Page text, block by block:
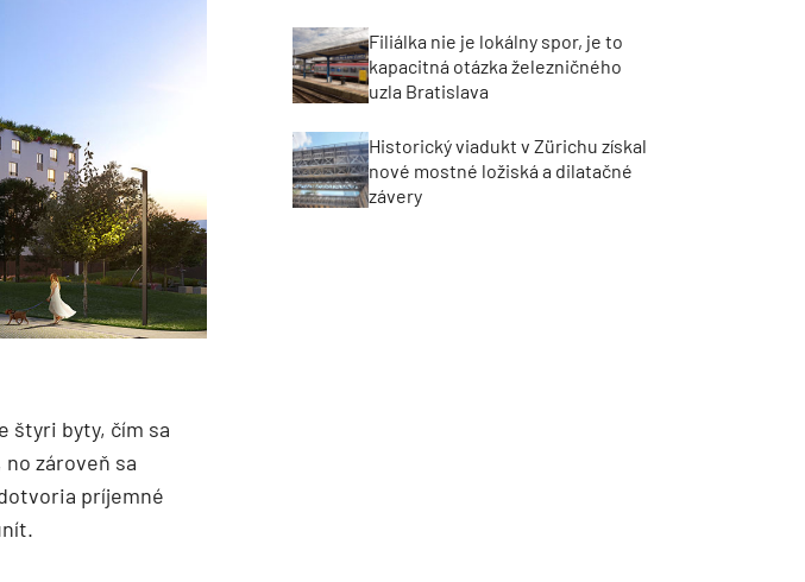
štyri byty, čím sa
zároveň sa
príjemné
Filiálka nie je lokálny spor, je to
kapacitná otázka železničného
uzla Bratislava
Historický viadukt v Zürichu získal
nové mostné ložiská a dilatačné
závery